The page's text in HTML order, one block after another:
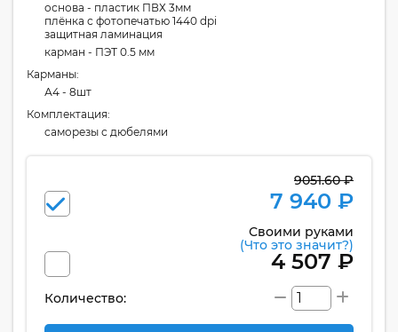
основа - пластик ПВХ 3мм
плёнка с фотопечатью 1440 dpi
защитная ламинация
карман - ПЭТ 0.5 мм
Карманы:
А4 - 8шт
Комплектация:
cаморезы с дюбелями
9051.60 ₽
7 940 ₽
Своими руками
(Что это значит?)
4 507 ₽
Количество: